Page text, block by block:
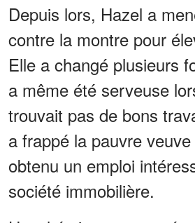
Depuis lors, Hazel a
contre la montre pour
Elle a changé plusieurs
a même été serveuse
trouvait pas de bons
a frappé la pauvre
obtenu un emploi
société immobilière.